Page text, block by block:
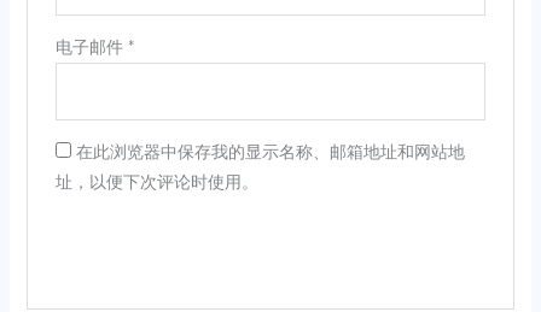
电子邮件 *
在此浏览器中保存我的显示名称、邮箱地址和网站地
址，以便下次评论时使用。